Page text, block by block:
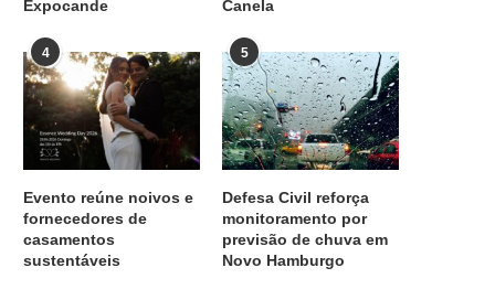
Expocande
Canela
4
Evento reúne noivos e
fornecedores de
casamentos
sustentáveis
5
Defesa Civil reforça
monitoramento por
previsão de chuva em
Novo Hamburgo